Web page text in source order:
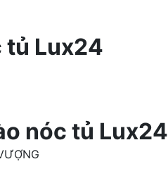
tủ Lux24
nóc tủ Lux24